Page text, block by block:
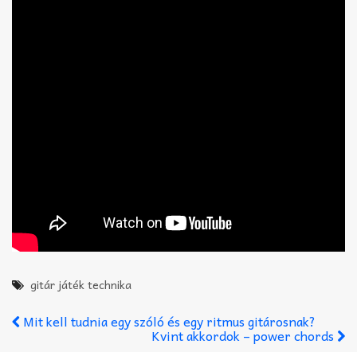
gitár játék technika
Mit kell tudnia egy szóló és egy ritmus gitárosnak?
Kvint akkordok – power chords